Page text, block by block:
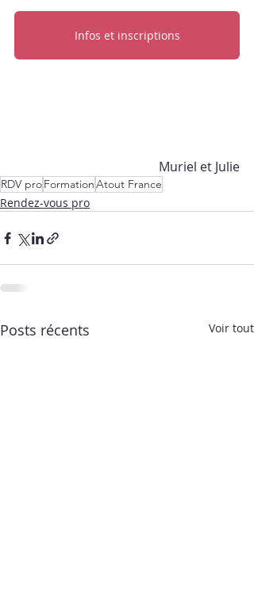
Infos et inscriptions
Muriel et Julie
RDV proFormationAtout France
Rendez-vous pro
Posts récents Voir tout